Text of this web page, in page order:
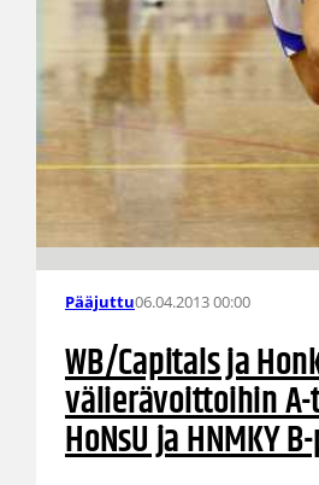
Pääjuttu06.04.2013 00:00
WB/Capitals ja
välierävoittoihin
HoNsU ja HNMKY